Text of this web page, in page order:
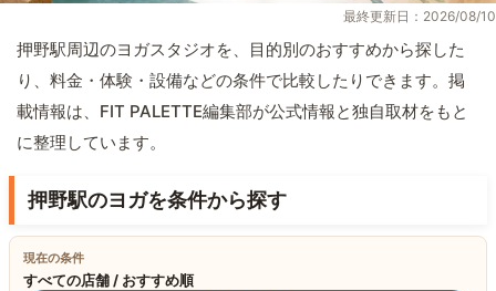
最終更新日：2026/08/10
押野駅周辺のヨガスタジオを、目的別のおすすめから探した
り、料金・体験・設備などの条件で比較したりできます。掲
載情報は、FIT PALETTE編集部が公式情報と独自取材をもと
に整理しています。
押野駅のヨガを条件から探す
現在の条件
すべての店舗 / おすすめ順